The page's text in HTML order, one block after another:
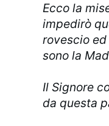
Ecco la
impedirò
rovescio
sono la
Il Signore
da questa